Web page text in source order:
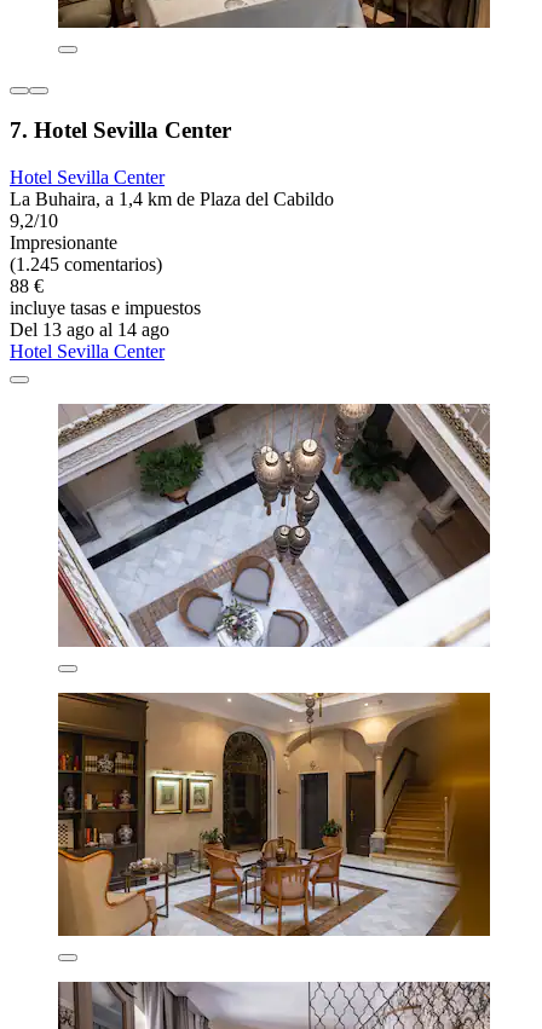
7. Hotel Sevilla Center
Hotel Sevilla Center
La Buhaira, a 1,4 km de Plaza del Cabildo
9,2/10
Impresionante
(1.245 comentarios)
88 €
incluye tasas e impuestos
Del 13 ago al 14 ago
Hotel Sevilla Center